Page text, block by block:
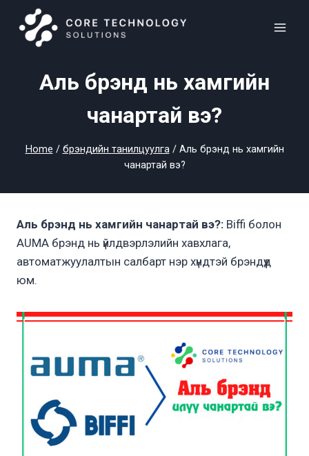
content
Аль брэнд нь хамгийн
чанартай вэ?
Home / брэндийн танилцуулга / Аль брэнд нь хамгийн
чанартай вэ?
Аль брэнд нь хамгийн чанартай вэ?: Biffi болон
AUMA брэнд нь үйлдвэрлэлийн хавхлага,
автоматжуулалтын салбарт нэр хүндтэй брэндүүд
юм.